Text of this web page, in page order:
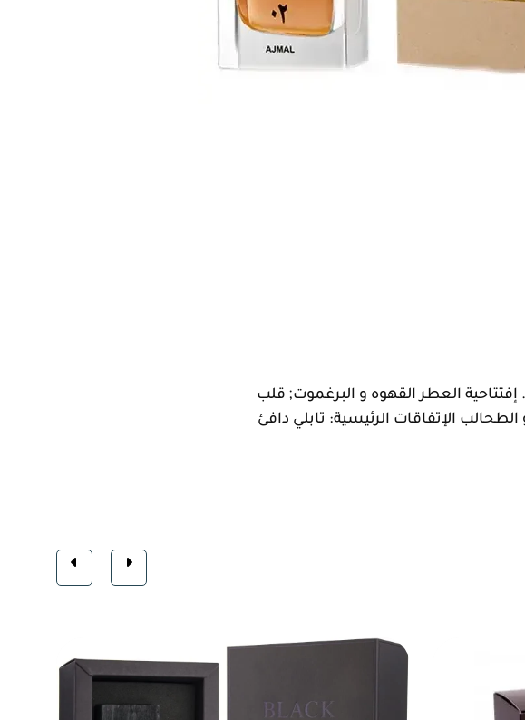
Qafiya 2 Ajmal عطر شرقي - زهري للجنسين. Qafiya 2 صدر عام 2016. إفتتاحية العطر القهوه و البرغموت; قلب
الإتفاقات الرئيسية: تابلي دافئ